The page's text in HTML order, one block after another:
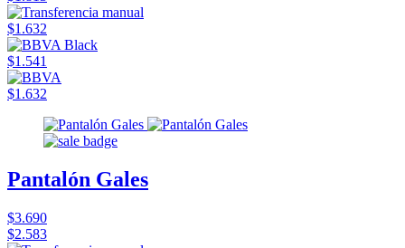
$1.632
$1.541
$1.632
Pantalón Gales
$3.690
$2.583